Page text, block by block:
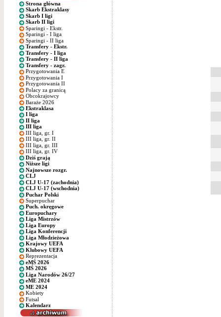
Strona główna
Skarb Ekstraklasy
Skarb I ligi
Skarb II ligi
Sparingi - Ekstr.
Sparingi - I liga
Sparingi - II liga
Transfery - Ekstr.
Transfery - I liga
Transfery - II liga
Transfery - zagr.
Przygotowania E
Przygotowania I
Przygotowania II
Polacy za granicą
Obcokrajowcy
Baraże 2026
Ekstraklasa
I liga
II liga
III liga
III liga, gr. I
III liga, gr. II
III liga, gr. III
III liga, gr. IV
Dziś grają
Niższe ligi
Najnowsze rozgr.
CLJ
CLJ U-17 (zachodnia)
CLJ U-17 (wschodnia)
Puchar Polski
Superpuchar
Puch. okręgowe
Europuchary
Liga Mistrzów
Liga Europy
Liga Konferencji
Liga Młodzieżowa
Krajowy UEFA
Klubowy UEFA
Reprezentacja
eMŚ 2026
MŚ 2026
Liga Narodów 26/27
eME 2024
ME 2024
Kobiety
Futsal
Kalendarz